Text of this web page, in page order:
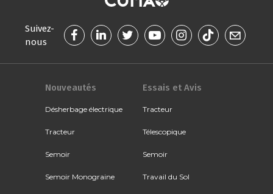
Suivez-
nous
Nouveautés
Désherbage électrique
Tracteur
Semoir
Semoir Monograine
Essais et Avis
Tracteur
Télescopique
Semoir
Travail du Sol